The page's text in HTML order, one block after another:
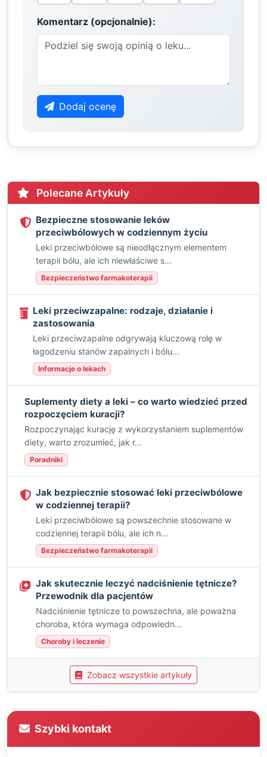
Komentarz (opcjonalnie):
Dodaj ocenę
Polecane Artykuły
Bezpieczne stosowanie leków
przeciwbólowych w codziennym życiu
Leki przeciwbólowe są nieodłącznym elementem
terapii bólu, ale ich niewłaściwe s...
Bezpieczeństwo farmakoterapii
Leki przeciwzapalne: rodzaje, działanie i
zastosowania
Leki przeciwzapalne odgrywają kluczową rolę w
łagodzeniu stanów zapalnych i bólu...
Informacje o lekach
Suplementy diety a leki – co warto wiedzieć przed
rozpoczęciem kuracji?
Rozpoczynając kurację z wykorzystaniem suplementów
diety, warto zrozumieć, jak r...
Poradniki
Jak bezpiecznie stosować leki przeciwbólowe
w codziennej terapii?
Leki przeciwbólowe są powszechnie stosowane w
codziennej terapii bólu, ale ich n...
Bezpieczeństwo farmakoterapii
Jak skutecznie leczyć nadciśnienie tętnicze?
Przewodnik dla pacjentów
Nadciśnienie tętnicze to powszechna, ale poważna
choroba, która wymaga odpowiedn...
Choroby i leczenie
Zobacz wszystkie artykuły
Szybki kontakt